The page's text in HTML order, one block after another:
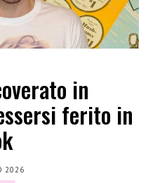
in
ferito in
2026